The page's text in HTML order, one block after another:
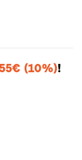
€ (10%)!